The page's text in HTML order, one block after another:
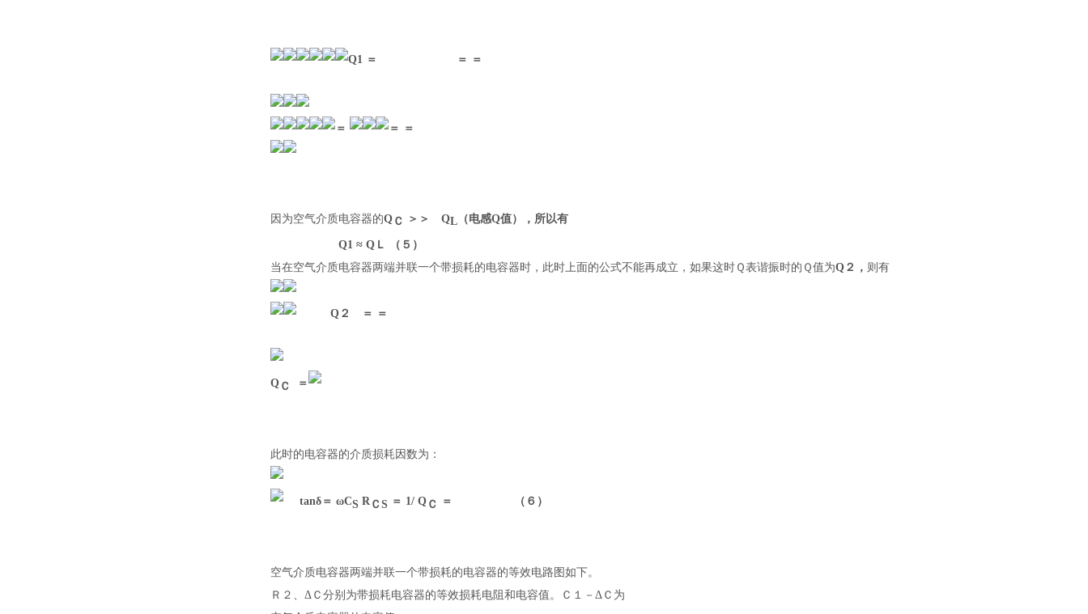
Q1 ＝ ＝ ＝
＝ ＝ ＝
因为空气介质电容器的Q Ｃ ＞＞ QL （电感Q值），所以有
Q1 ≈ Q Ｌ
（５）
当在空气介质电容器两端并联一个带损耗的电容器时，此时上面的公式不能再成立，如果这时Ｑ表谐振时的Ｑ值为Q ２， 则有
Q ２ ＝ ＝
Q Ｃ ＝
此时的电容器的介质损耗因数为：
tanδ＝ ωCS R ＣS ＝ 1/ Q Ｃ ＝ （６）
空气介质电容器两端并联一个带损耗的电容器的等效电路图如下。
Ｒ ２、 ΔＣ分别为带损耗电容器的等效损耗电阻和电容值。Ｃ １
－ΔＣ为